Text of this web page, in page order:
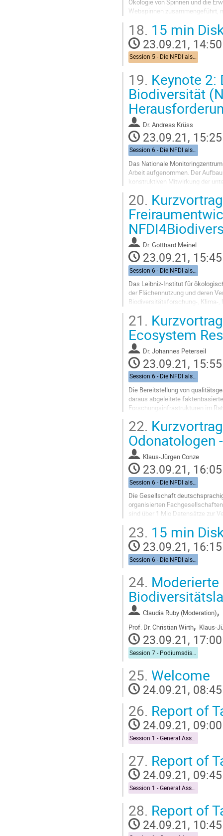
Ökologie von Spinnen und die
Webspinnen zusammengeführt,
Go
to
contribution
page
18. 15 min
23.09.21, 14:50
Session 5 - Die NFDI als Infrastruktur und Dienstleister für Forschung und Gesellschaft: Erhalt und Anreicherung von erarbeiteten Wissen und Daten
19. Keynote
Biodiversität
Dr.Andreas Krüss
23.09.21, 15:25
Session 6 - Die NFDI als Infrastruktur zur Vernetzung von Biodiversitätsdaten aus Forschung und Gesellschaft
Das Nationale
Arbeit aufgenommen. Der
konstruktiven Mitwirkung der
Go
to
contribution
page
20.
Dr.Gotthard Meinel
23.09.21, 15:45
Das Leibniz-Institut für
der Flächennutzung und deren
Biodiversitätsforschung-, Klima-,
Go
to
contribution
page
21.
Ecosystem
Dr.Johannes Peterseil
23.09.21, 15:55
Session 6 - Die NFDI als Infrastruktur zur Vernetzung von Biodiversitätsdaten aus Forschung und Gesellschaft
Die Bereitstellung von
daraus abgeleitete
Forschungsinfrastrukturen im
Go
to
contribution
page
22.
Odonatologen
Klaus-Jürgen Conze
23.09.21, 16:05
Session 6 - Die NFDI als Infrastruktur zur Vernetzung von Biodiversitätsdaten aus Forschung und Gesellschaft
Die Gesellschaft
organisierten
sind über 1 Mio Datensätze zur
Go
to
contribution
page
23. 15 min
23.09.21, 16:15
24.
Claudia Ruby (Moderation),
Prof. Dr. Christian Wirth, Klaus-
23.09.21, 17:00
25. Welcome
24.09.21, 08:45
26. Report of
24.09.21, 09:00
27. Report of
24.09.21, 09:45
28. Report of
24.09.21, 10:45